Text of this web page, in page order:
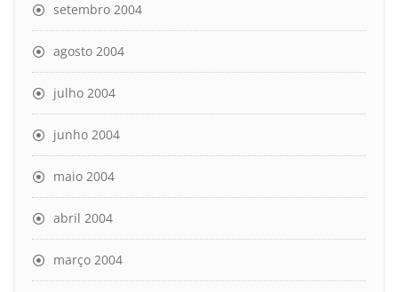
setembro 2004
agosto 2004
julho 2004
junho 2004
maio 2004
abril 2004
março 2004